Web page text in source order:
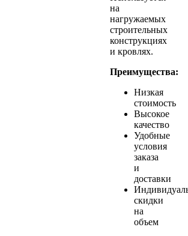
на
нагружаемых
строительных
конструкциях
и кровлях.
Преимущества:
Низкая
стоимость
Высокое
качество
Удобные
условия
заказа
и
доставки
скидки
на
объем